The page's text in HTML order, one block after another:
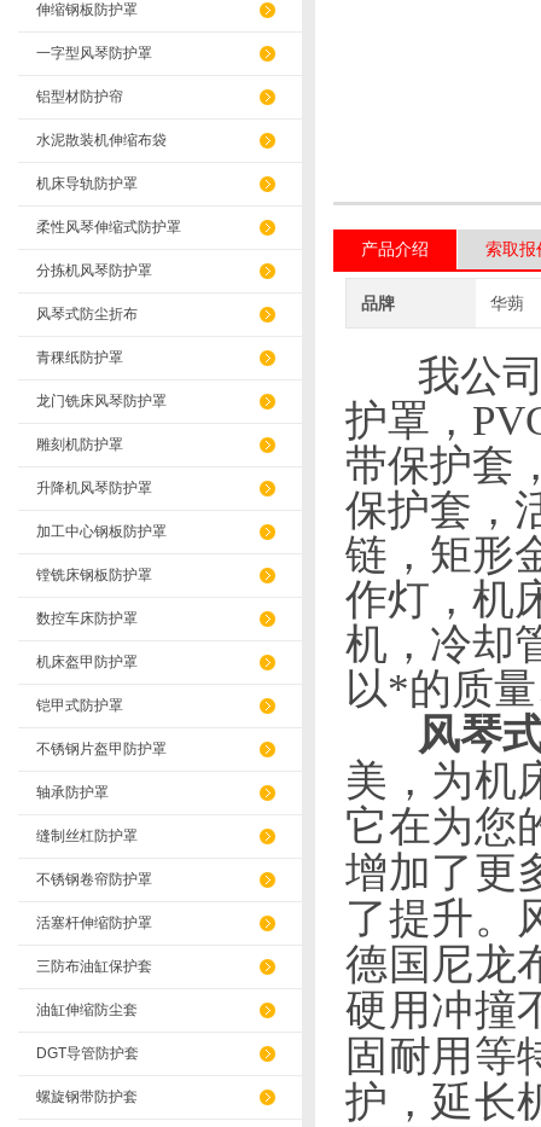
伸缩钢板防护罩
一字型风琴防护罩
铝型材防护帘
水泥散装机伸缩布袋
机床导轨防护罩
柔性风琴伸缩式防护罩
分拣机风琴防护罩
风琴式防尘折布
青稞纸防护罩
龙门铣床风琴防护罩
雕刻机防护罩
升降机风琴防护罩
加工中心钢板防护罩
镗铣床钢板防护罩
数控车床防护罩
机床盔甲防护罩
铠甲式防护罩
不锈钢片盔甲防护罩
轴承防护罩
缝制丝杠防护罩
不锈钢卷帘防护罩
活塞杆伸缩防护罩
三防布油缸保护套
油缸伸缩防尘套
DGT导管防护套
螺旋钢带防护套
产品介绍 索取报
品牌 华蒴
我公
护罩，
带保护套
保护套，
链，矩形
作灯，机
机，冷却
以*的质
风琴
美，为机
它在为您
增加了更
了提升。
德国尼龙
硬用冲撞
固耐用等
护，延长